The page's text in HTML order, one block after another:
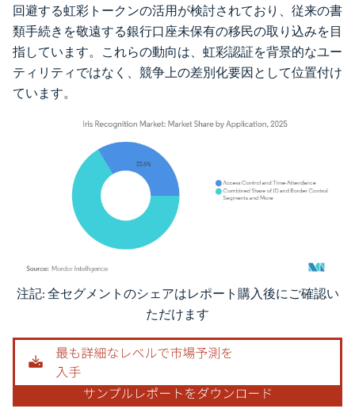
回避する虹彩トークンの活用が検討されており、従来の書
類手続きを敬遠する銀行口座未保有の移民の取り込みを目
指しています。これらの動向は、虹彩認証を背景的なユー
ティリティではなく、競争上の差別化要因として位置付け
ています。
画像 © Mordor Intelligence。再利用にはCC BY 4.0の表示が必要です。
注記: 全セグメントのシェアはレポート購入後にご確認い
ただけます